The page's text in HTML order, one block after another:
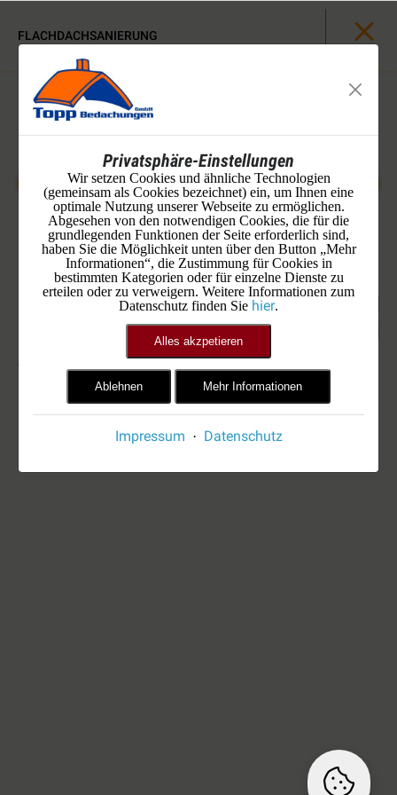
FLACHDACHSANIERUNG
Privatsphäre-Einstellungen
Wir setzen Cookies und ähnliche Technologien
(gemeinsam als Cookies bezeichnet) ein, um Ihnen eine
optimale Nutzung unserer Webseite zu ermöglichen.
Abgesehen von den notwendigen Cookies, die für die
grundlegenden Funktionen der Seite erforderlich sind,
haben Sie die Möglichkeit unten über den Button „Mehr
Informationen“, die Zustimmung für Cookies in
bestimmten Kategorien oder für einzelne Dienste zu
erteilen oder zu verweigern. Weitere Informationen zum
Datenschutz finden Sie hier.
Alles akzpetieren
Ablehnen Mehr Informationen
Impressum · Datenschutz